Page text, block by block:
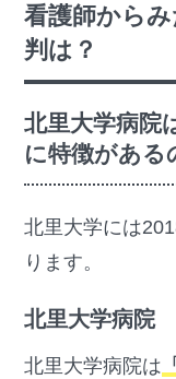
看護師から
判は？
北里大学病院
に特徴がある
北里大学には
ります。
北里大学病院
北里大学病院は